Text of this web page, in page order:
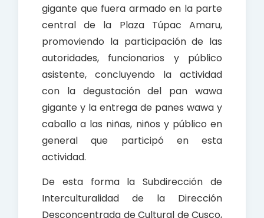
gigante que fuera armado en la parte
central de la Plaza Túpac Amaru,
promoviendo la participación de las
autoridades, funcionarios y público
asistente, concluyendo la actividad
con la degustación del pan wawa
gigante y la entrega de panes wawa y
caballo a las niñas, niños y público en
general que participó en esta
actividad.
De esta forma la Subdirección de
Interculturalidad de la Dirección
Desconcentrada de Cultural de Cusco,